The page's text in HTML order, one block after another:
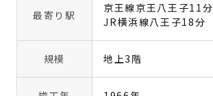
最寄り駅
京王線京王八王子11分
JR横浜線八王子18分
規模 地上3階